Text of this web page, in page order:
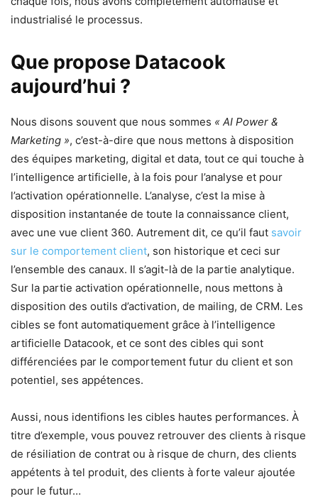
industrialisé le processus.
Que propose Datacook
aujourd’hui ?
Nous disons souvent que nous sommes « AI Power &
Marketing », c’est-à-dire que nous mettons à disposition
des équipes marketing, digital et data, tout ce qui touche à
l’intelligence artificielle, à la fois pour l’analyse et pour
l’activation opérationnelle. L’analyse, c’est la mise à
disposition instantanée de toute la connaissance client,
avec une vue client 360. Autrement dit, ce qu’il faut savoir
sur le comportement client, son historique et ceci sur
l’ensemble des canaux. Il s’agit-là de la partie analytique.
Sur la partie activation opérationnelle, nous mettons à
disposition des outils d’activation, de mailing, de CRM. Les
cibles se font automatiquement grâce à l’intelligence
artificielle Datacook, et ce sont des cibles qui sont
différenciées par le comportement futur du client et son
potentiel, ses appétences.
Aussi, nous identifions les cibles hautes performances. À
titre d’exemple, vous pouvez retrouver des clients à risque
de résiliation de contrat ou à risque de churn, des clients
appétents à tel produit, des clients à forte valeur ajoutée
pour le futur…